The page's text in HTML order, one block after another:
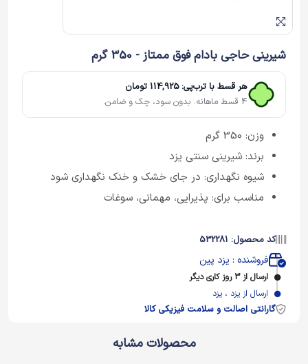
شیرینی حاجی بادام فوق ممتاز - 350 گرم
هر قسط با ترب‌پی: 114,925 تومان
4 قسط ماهانه. بدون سود، چک و ضامن.
وزن: 350 گرم
برند: شیرینی سنتی یزد
شیوه نگهداری: در جای خشک و خنک نگهداری شود
مناسب برای: پذیرایی، مهمانی، سوغات
کد محصول: 532281
فروشنده : یزد پین
ارسال از 3 روز کاری دیگر
ارسال از یزد ، یزد
گارانتی اصالت و سلامت فیزیکی کالا
محصولات مشابه